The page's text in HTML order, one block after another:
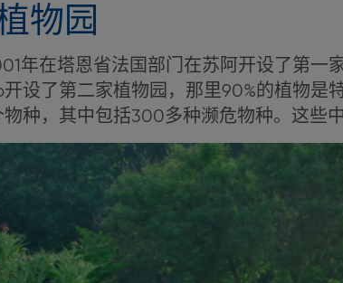
物园
年在塔恩省法国部门在苏阿开设了第一
开设了第二家植物园，那里90%的植物是
种，其中包括300多种濒危物种。这些